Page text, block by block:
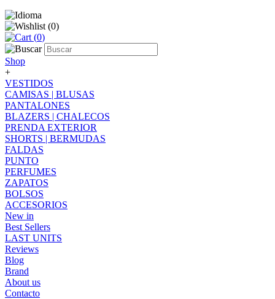
(0)
(0)
Shop
+
VESTIDOS
CAMISAS | BLUSAS
PANTALONES
BLAZERS | CHALECOS
PRENDA EXTERIOR
SHORTS | BERMUDAS
FALDAS
PUNTO
PERFUMES
ZAPATOS
BOLSOS
ACCESORIOS
New in
Best Sellers
LAST UNITS
Reviews
Blog
Brand
About us
Contacto